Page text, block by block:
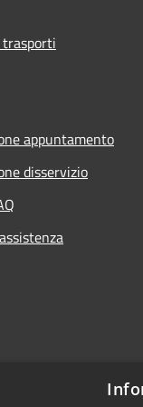
appuntamento
disservizio